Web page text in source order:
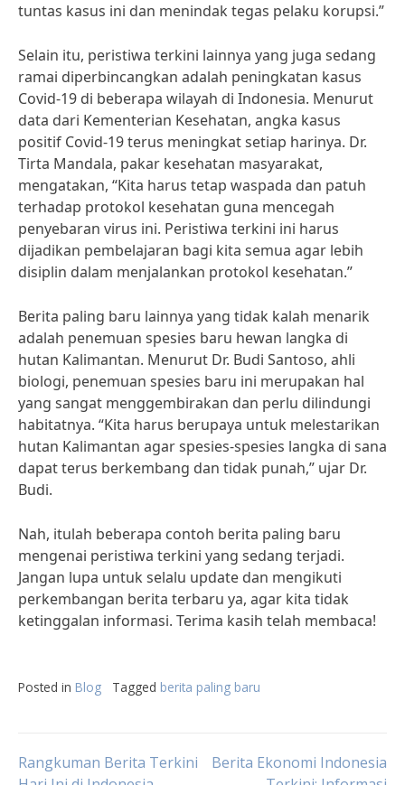
tuntas kasus ini dan menindak tegas pelaku korupsi.”
Selain itu, peristiwa terkini lainnya yang juga sedang
ramai diperbincangkan adalah peningkatan kasus
Covid-19 di beberapa wilayah di Indonesia. Menurut
data dari Kementerian Kesehatan, angka kasus
positif Covid-19 terus meningkat setiap harinya. Dr.
Tirta Mandala, pakar kesehatan masyarakat,
mengatakan, “Kita harus tetap waspada dan patuh
terhadap protokol kesehatan guna mencegah
penyebaran virus ini. Peristiwa terkini ini harus
dijadikan pembelajaran bagi kita semua agar lebih
disiplin dalam menjalankan protokol kesehatan.”
Berita paling baru lainnya yang tidak kalah menarik
adalah penemuan spesies baru hewan langka di
hutan Kalimantan. Menurut Dr. Budi Santoso, ahli
biologi, penemuan spesies baru ini merupakan hal
yang sangat menggembirakan dan perlu dilindungi
habitatnya. “Kita harus berupaya untuk melestarikan
hutan Kalimantan agar spesies-spesies langka di sana
dapat terus berkembang dan tidak punah,” ujar Dr.
Budi.
Nah, itulah beberapa contoh berita paling baru
mengenai peristiwa terkini yang sedang terjadi.
Jangan lupa untuk selalu update dan mengikuti
perkembangan berita terbaru ya, agar kita tidak
ketinggalan informasi. Terima kasih telah membaca!
Posted in Blog Tagged berita paling baru
Post
Rangkuman Berita Terkini
Berita Ekonomi Indonesia